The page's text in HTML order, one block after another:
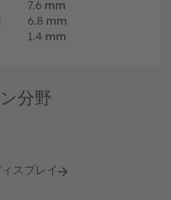
7.6 mm
6.8 mm
1.4 mm
分野
スプレイ